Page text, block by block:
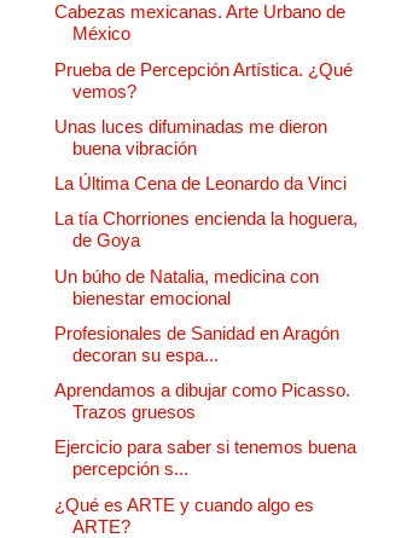
Cabezas mexicanas. Arte Urbano de
México
Prueba de Percepción Artística. ¿Qué
vemos?
Unas luces difuminadas me dieron
buena vibración
La Última Cena de Leonardo da Vinci
La tía Chorriones encienda la hoguera,
de Goya
Un búho de Natalia, medicina con
bienestar emocional
Profesionales de Sanidad en Aragón
decoran su espa...
Aprendamos a dibujar como Picasso.
Trazos gruesos
Ejercicio para saber si tenemos buena
percepción s...
¿Qué es ARTE y cuando algo es
ARTE?